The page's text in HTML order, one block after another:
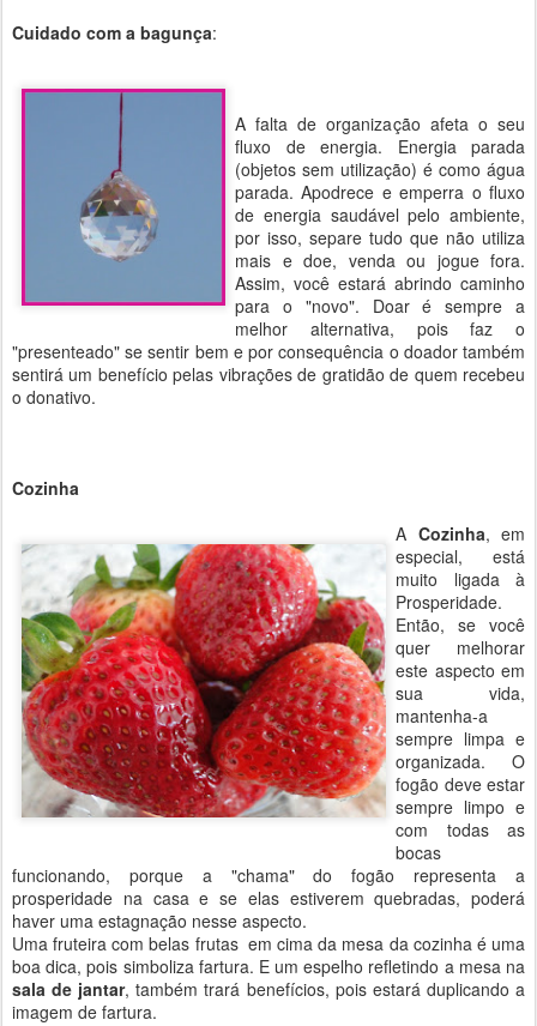
Cuidado com a bagunça:
A falta de organização afeta o seu
fluxo de energia. Energia parada
(objetos sem utilização) é como água
parada. Apodrece e emperra o fluxo
de energia saudável pelo ambiente,
por isso, separe tudo que não utiliza
mais e doe, venda ou jogue fora.
Assim, você estará abrindo caminho
para o "novo". Doar é sempre a
melhor alternativa, pois faz o
"presenteado" se sentir bem e por consequência o doador também
sentirá um benefício pelas vibrações de gratidão de quem recebeu
o donativo.
Cozinha
A Cozinha, em
especial, está
muito ligada à
Prosperidade.
Então, se você
quer melhorar
este aspecto em
sua vida,
mantenha-a
sempre limpa e
organizada. O
fogão deve estar
sempre limpo e
com todas as
bocas
funcionando, porque a "chama" do fogão representa a
prosperidade na casa e se elas estiverem quebradas, poderá
haver uma estagnação nesse aspecto.
Uma fruteira com belas frutas em cima da mesa da cozinha é uma
boa dica, pois simboliza fartura. E um espelho refletindo a mesa na
sala de jantar, também trará benefícios, pois estará duplicando a
imagem de fartura.